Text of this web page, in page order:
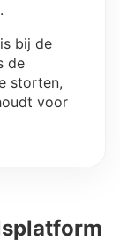
bij de
de
storten,
voor